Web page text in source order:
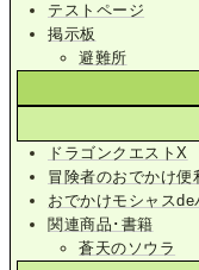
テストページ
掲示板
避難所
ドラゴンクエストX
冒険者のおでかけ便
おでかけモシャスde
関連商品･書籍
蒼天のソウラ